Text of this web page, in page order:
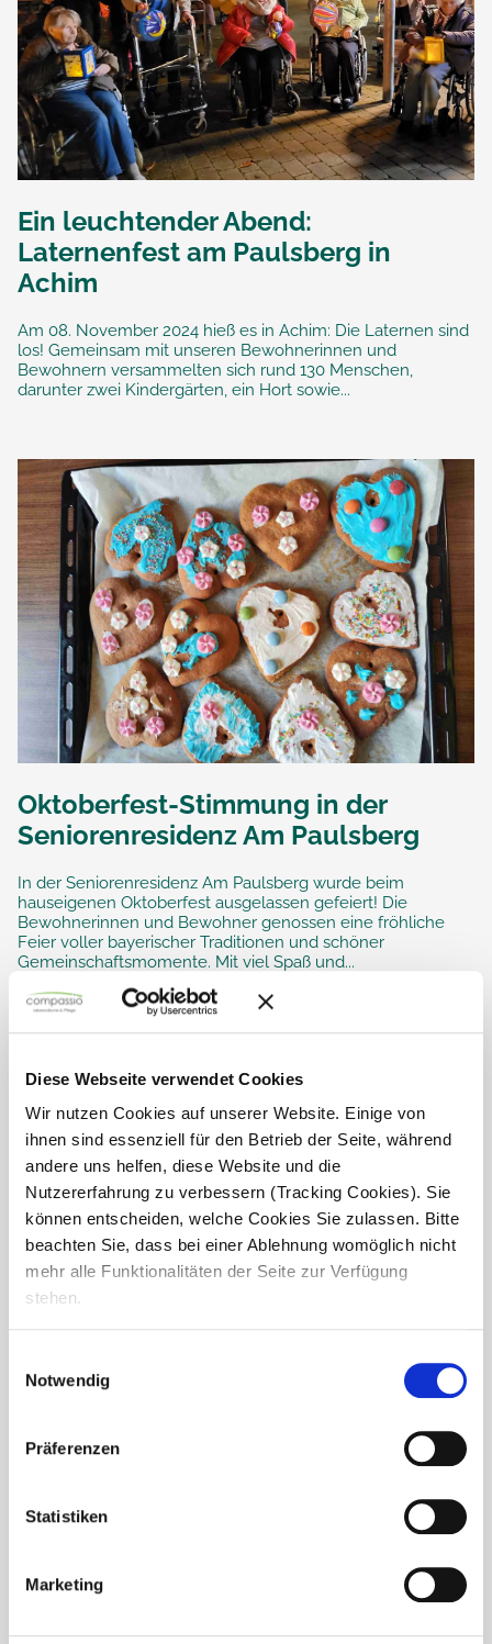
Diese Webseite verwendet Cookies
Wir nutzen Cookies auf unserer Website. Einige von
ihnen sind essenziell für den Betrieb der Seite, während
andere uns helfen, diese Website und die
Nutzererfahrung zu verbessern (Tracking Cookies). Sie
können entscheiden, welche Cookies Sie zulassen. Bitte
beachten Sie, dass bei einer Ablehnung womöglich nicht
mehr alle Funktionalitäten der Seite zur Verfügung
stehen.
Notwendig
Präferenzen
Statistiken
Marketing
Ein leuchtender Abend:
Laternenfest am Paulsberg in
Achim
Am 08. November 2024 hieß es in Achim: Die Laternen sind
los! Gemeinsam mit unseren Bewohnerinnen und
Bewohnern versammelten sich rund 130 Menschen,
darunter zwei Kindergärten, ein Hort sowie...
Oktoberfest-Stimmung in der
Seniorenresidenz Am Paulsberg
In der Seniorenresidenz Am Paulsberg wurde beim
hauseigenen Oktoberfest ausgelassen gefeiert! Die
Bewohnerinnen und Bewohner genossen eine fröhliche
Feier voller bayerischer Traditionen und schöner
Gemeinschaftsmomente. Mit viel Spaß und...
Sommerfest im „Hippie“-Stil: Ein
Seniorenresidenz Am Paulsberg
ein voller Erfolg und bot einen lebhaften Rückblick im
„Hippie“-Stil. Die bunte Dekoration, groovige Musik und